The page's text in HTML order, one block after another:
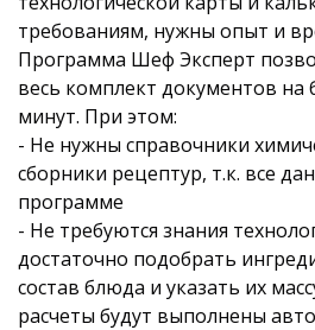
требованиям, нужны опыт и
Программа Шеф Эксперт
весь комплект документов на
минут. При этом:
- Не нужны справочники
сборники рецептур, т.к. все
программе
- Не требуются знания
достаточно подобрать
состав блюда и указать их
расчеты будут выполнены